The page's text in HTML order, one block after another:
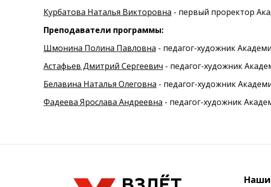
Курбатова Наталья Викторовна - первый проректор
Преподаватели программы:
Шмонина Полина Павловна - педагог-художник
Астафьев Дмитрий Сергеевич - педагог-художник
Белавина Наталья Олеговна - педагог-художник
Фадеева Ярослава Андреевна - педагог-художник
Наши